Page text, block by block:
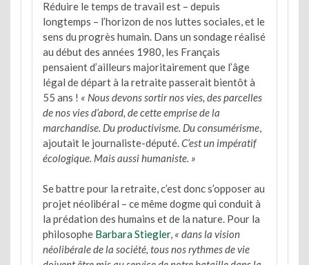
Réduire le temps de travail est – depuis
longtemps – l’horizon de nos luttes sociales, et le
sens du progrès humain. Dans un sondage réalisé
au début des années 1980, les Français
pensaient d’ailleurs majoritairement que l’âge
légal de départ à la retraite passerait bientôt à
55 ans ! « Nous devons sortir nos vies, des parcelles
de nos vies d’abord, de cette emprise de la
marchandise. Du productivisme. Du consumérisme
ajoutait le journaliste-député. C’est un impératif
écologique. Mais aussi humaniste. »
Se battre pour la retraite, c’est donc s’opposer au
projet néolibéral – ce même dogme qui conduit à
la prédation des humains et de la nature. Pour la
philosophe Barbara Stiegler, « dans la vision
néolibérale de la société, tous nos rythmes de vie